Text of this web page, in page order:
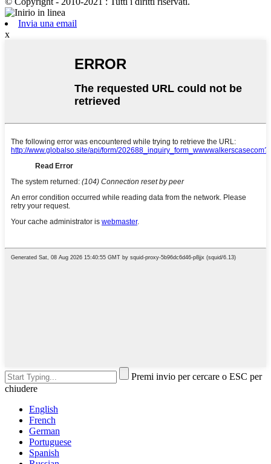
Invia una email
x
Premi invio per cercare o ESC per
chiudere
English
French
German
Portuguese
Spanish